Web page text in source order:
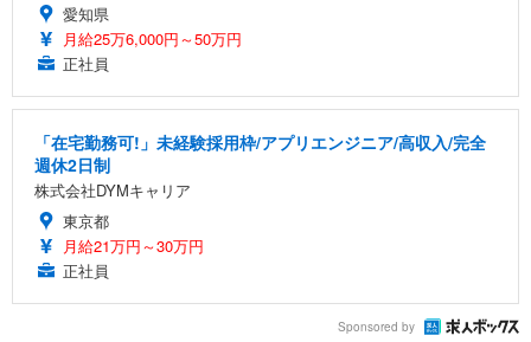
愛知県
月給25万6,000円～50万円
正社員
「在宅勤務可!」未経験採用枠/アプリエンジニア/高収入/完全
週休2日制
株式会社DYMキャリア
東京都
月給21万円～30万円
正社員
Sponsored by